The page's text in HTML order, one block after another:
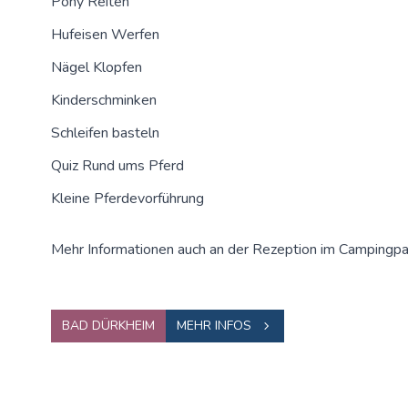
Hufeisen Werfen
Nägel Klopfen
Kinderschminken
Schleifen basteln
Quiz Rund ums Pferd
Kleine Pferdevorführung
Mehr Informationen auch an der Rezeption im
BAD DÜRKHEIM MEHR INFOS